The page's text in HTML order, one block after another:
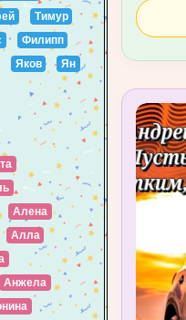
Тимур
Филипп
Яков
Ян
Алена
Алла
Анжела